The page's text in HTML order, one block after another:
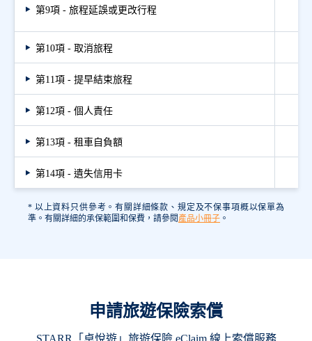
第9項 - 旅程延誤或更改行程
第10項 - 取消旅程
第11項 - 提早結束旅程
第12項 - 個人責任
第13項 - 租車自負額
第14項 - 遺失信用卡
* 以上資料只供參考。有關詳細條款、規定及不保事項概以保單為
準。有關詳細的承保範圍和保費，請參閱 產品小冊子 。
申請旅遊保險索償
STARR「卓悅遊」旅遊保險 eClaim 線上索償服務